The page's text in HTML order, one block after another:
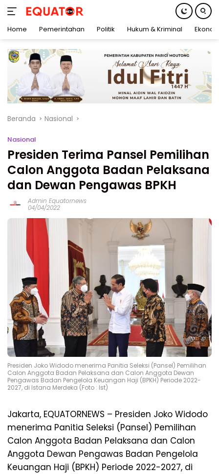
konten
Home Pemerintahan Politik Hukum & Kriminal
Beranda Nasional
Nasional
Presiden Terima Pansel Pemilihan
Calon Anggota Badan Pelaksana
dan Dewan Pengawas BPKH
Admin Equatornews
04/04/2022
Presiden Joko Widodo menerima Panitia Seleksi (Pansel) Pemilihan
Calon Anggota Badan Pelaksana dan Calon Anggota Dewan
Pengawas Badan Pengelola Keuangan Haji (BPKH) Periode 2022-
2027, di Istana Merdeka (Foto : Ist)
Jakarta, EQUATORNEWS – Presiden Joko Widodo
menerima Panitia Seleksi (Pansel) Pemilihan
Calon Anggota Badan Pelaksana dan Calon
Anggota Dewan Pengawas Badan Pengelola
Keuangan Haji (BPKH) Periode 2022-2027, di